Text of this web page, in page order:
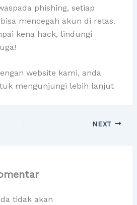
phishing, setiap
mencegah akun di retas.
kena hack, lindungi
website kami, anda
mengunjungi lebih lanjut
NEXT
tidak akan